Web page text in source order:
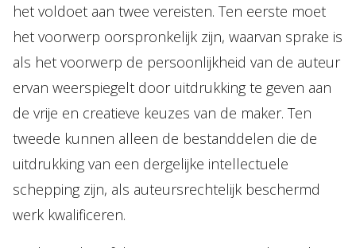
het voldoet aan twee vereisten. Ten eerste moet
het voorwerp oorspronkelijk zijn, waarvan sprake is
als het voorwerp de persoonlijkheid van de auteur
ervan weerspiegelt door uitdrukking te geven aan
de vrije en creatieve keuzes van de maker. Ten
tweede kunnen alleen de bestanddelen die de
uitdrukking van een dergelijke intellectuele
schepping zijn, als auteursrechtelijk beschermd
werk kwalificeren.